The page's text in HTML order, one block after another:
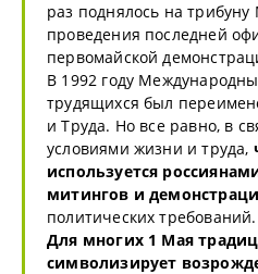
раз поднялось на
проведения последней
первомайской
В 1992 году
трудящихся был
и Труда. Но все равно, в
условиями жизни и труда,
используется
митингов и
политических требований.
Для многих 1 Мая
символизирует